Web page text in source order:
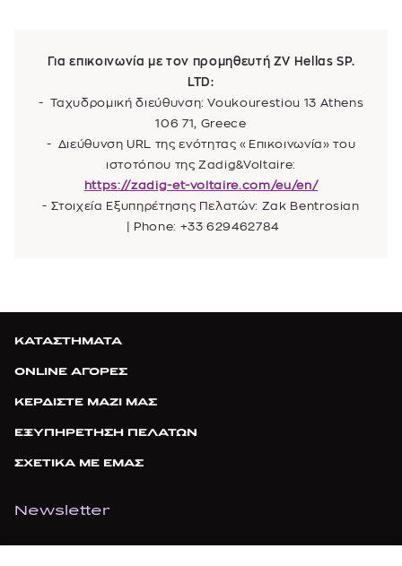
Για επικοινωνία με τον προμηθευτή ZV Hellas SP.
LTD:
- Ταχυδρομική διεύθυνση: Voukourestiou 13 Athens
106 71, Greece
- Διεύθυνση URL της ενότητας «Επικοινωνία» του
ιστοτόπου της Zadig&Voltaire:
https://zadig-et-voltaire.com/eu/en/
- Στοιχεία Εξυπηρέτησης Πελατών: Zak Bentrosian
| Phone: +33 629462784
ΚΑΤΑΣΤΗΜΑΤΑ
ONLINE ΑΓΟΡΕΣ
ΚΕΡΔΙΣΤΕ ΜΑΖΙ ΜΑΣ
ΕΞΥΠΗΡΕΤΗΣΗ ΠΕΛΑΤΩΝ
ΣΧΕΤΙΚΑ ΜΕ ΕΜΑΣ
Newsletter